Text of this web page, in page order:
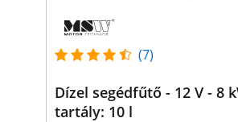
(7)
Dízel segédfűtő - 12 V - 8
tartály: 10 l